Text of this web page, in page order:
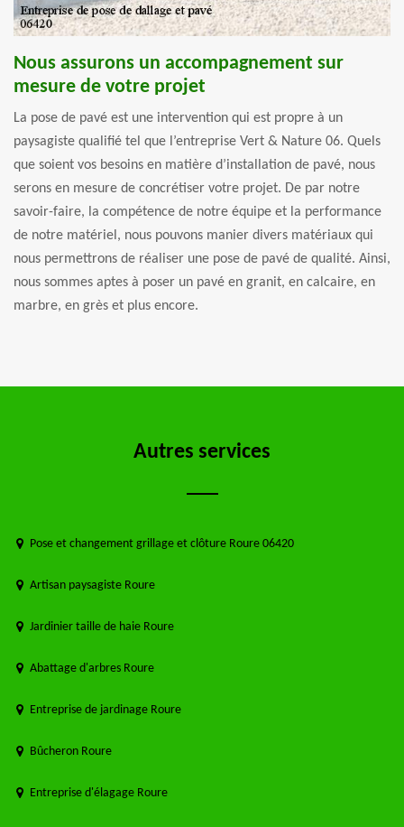
Nous assurons un accompagnement sur
mesure de votre projet
La pose de pavé est une intervention qui est propre à un
paysagiste qualifié tel que l’entreprise Vert & Nature 06. Quels
que soient vos besoins en matière d’installation de pavé, nous
serons en mesure de concrétiser votre projet. De par notre
savoir-faire, la compétence de notre équipe et la performance
de notre matériel, nous pouvons manier divers matériaux qui
nous permettrons de réaliser une pose de pavé de qualité. Ainsi,
nous sommes aptes à poser un pavé en granit, en calcaire, en
marbre, en grès et plus encore.
Autres services
Pose et changement grillage et clôture Roure 06420
Artisan paysagiste Roure
Jardinier taille de haie Roure
Abattage d'arbres Roure
Entreprise de jardinage Roure
Bûcheron Roure
Entreprise d'élagage Roure